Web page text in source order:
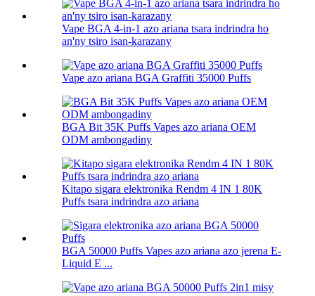
Vape BGA 4-in-1 azo ariana tsara indrindra ho
an'ny tsiro isan-karazany
Vape azo ariana BGA Graffiti 35000 Puffs
BGA Bit 35K Puffs Vapes azo ariana OEM
ODM ambongadiny
Kitapo sigara elektronika Rendm 4 IN 1 80K
Puffs tsara indrindra azo ariana
BGA 50000 Puffs Vapes azo ariana azo jerena E-
Liquid E ...